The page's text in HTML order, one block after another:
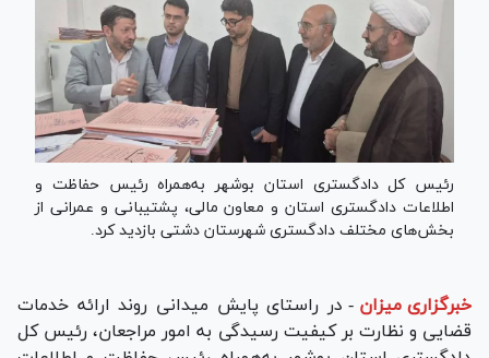
رئیس کل دادگستری استان بوشهر به‌همراه رئیس حفاظت و
اطلاعات دادگستری استان و معاون مالی، پشتیبانی و عمرانی از
بخش‌های مختلف دادگستری شهرستان دشتی بازدید کرد.
خبرگزاری میزان - در راستای پایش میدانی روند ارائه خدمات
قضایی و نظارت بر کیفیت رسیدگی به امور مراجعان، رئیس کل